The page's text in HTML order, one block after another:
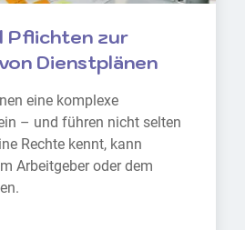
Pflichten zur
Dienstplänen
eine komplexe
– und führen nicht selten
Rechte kennt, kann
Arbeitgeber oder dem